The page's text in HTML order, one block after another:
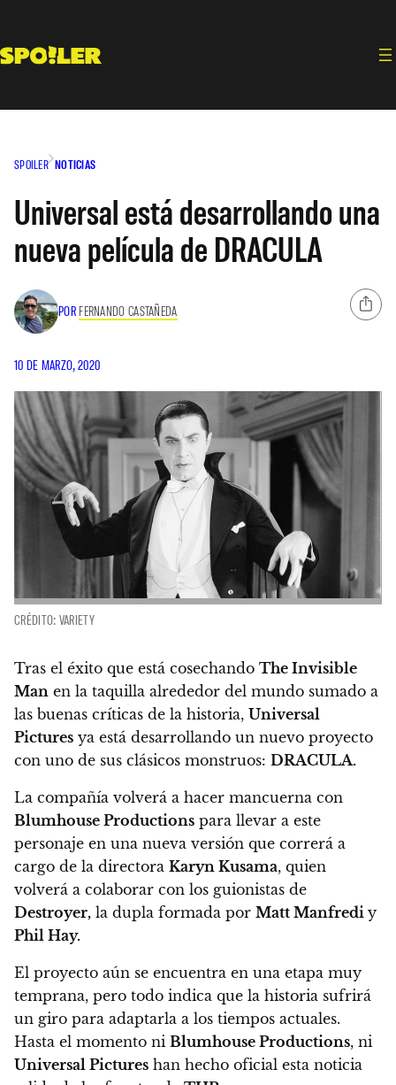
contenido
SPOILER NOTICIAS
Universal está desarrollando una
nueva película de DRACULA
POR FERNANDO CASTAÑEDA
10 DE MARZO, 2020
CRÉDITO: VARIETY
Tras el éxito que está cosechando The Invisible
Man en la taquilla alrededor del mundo sumado a
las buenas críticas de la historia, Universal
Pictures ya está desarrollando un nuevo proyecto
con uno de sus clásicos monstruos: DRACULA.
La compañía volverá a hacer mancuerna con
Blumhouse Productions para llevar a este
personaje en una nueva versión que correrá a
cargo de la directora Karyn Kusama, quien
volverá a colaborar con los guionistas de
Destroyer, la dupla formada por Matt Manfredi y
Phil Hay.
El proyecto aún se encuentra en una etapa muy
temprana, pero todo indica que la historia sufrirá
un giro para adaptarla a los tiempos actuales.
Hasta el momento ni Blumhouse Productions, ni
Universal Pictures han hecho oficial esta noticia